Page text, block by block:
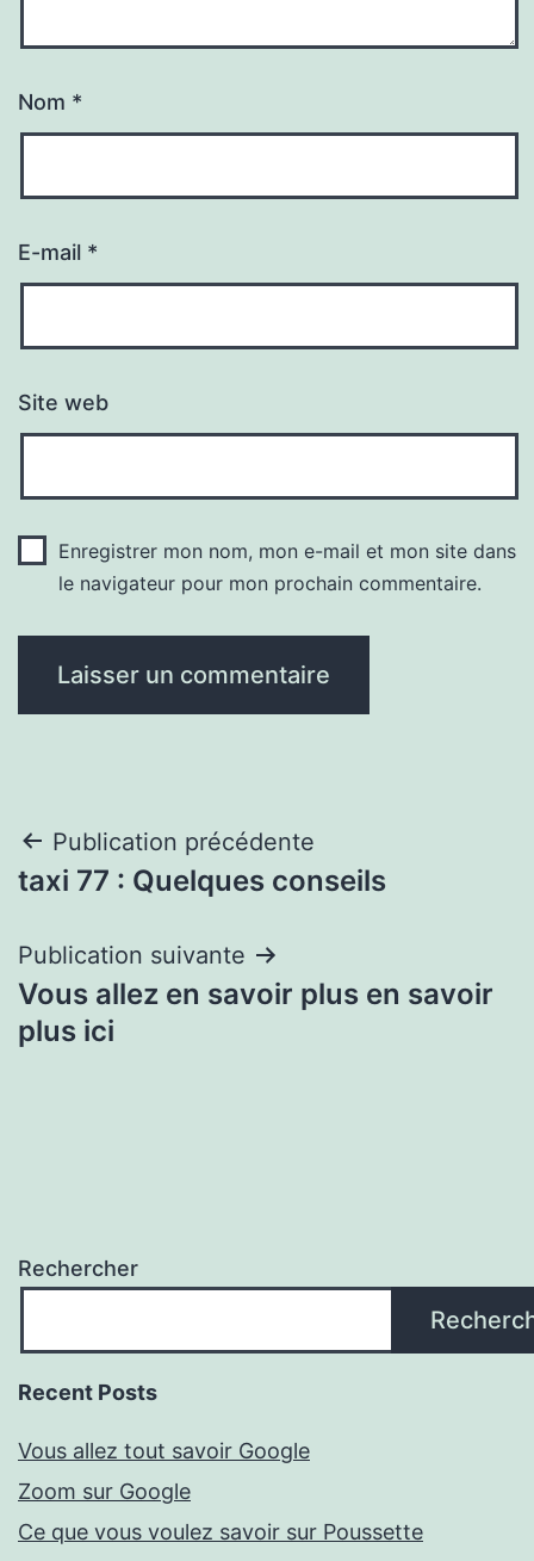
Nom *
E-mail *
Site web
Enregistrer mon nom, mon e-mail et mon site dans
le navigateur pour mon prochain commentaire.
Navigation
de
l’article
Publication précédente
taxi 77 : Quelques conseils
Publication suivante
Vous allez en savoir plus en savoir
plus ici
Rechercher
Recent Posts
Vous allez tout savoir Google
Zoom sur Google
Ce que vous voulez savoir sur Poussette